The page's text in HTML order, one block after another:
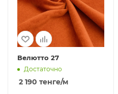
Велютто 27
Достаточно
2 190 тенге/м